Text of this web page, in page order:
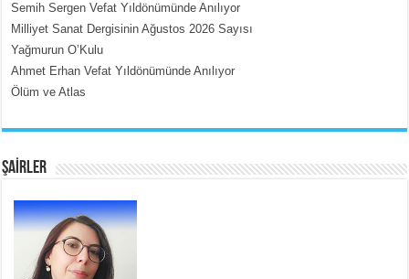
Semih Sergen Vefat Yıldönümünde Anılıyor
Milliyet Sanat Dergisinin Ağustos 2026 Sayısı
Yağmurun O’Kulu
Ahmet Erhan Vefat Yıldönümünde Anılıyor
Ölüm ve Atlas
ŞAİRLER